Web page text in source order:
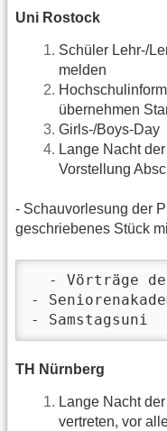
Uni Rostock
Schüler Lehr-/
melden
übernehmen
Girls-/Boys-Day
Lange Nacht
Vorstellung
- Schauvorlesung der
geschriebenes Stück
- Vörträge
-
- Samstagsuni
TH Nürnberg
Lange Nacht
vertreten, vor